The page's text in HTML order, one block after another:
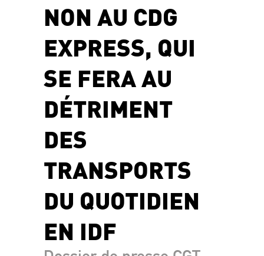
NON AU CDG
EXPRESS, QUI
SE FERA AU
DÉTRIMENT
DES
TRANSPORTS
DU QUOTIDIEN
EN IDF